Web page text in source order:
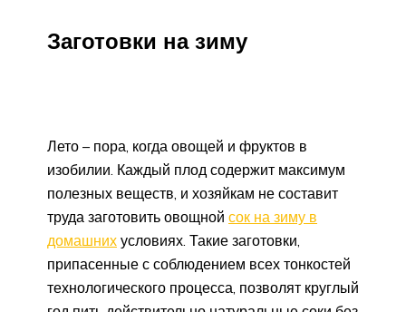
Заготовки на зиму
Лето – пора, когда овощей и фруктов в
изобилии. Каждый плод содержит максимум
полезных веществ, и хозяйкам не составит
труда заготовить овощной сок на зиму в
домашних условиях. Такие заготовки,
припасенные с соблюдением всех тонкостей
технологического процесса, позволят круглый